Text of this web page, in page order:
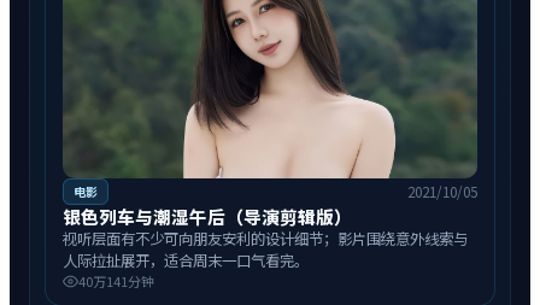
电影 2021/10/05
银色列车与潮湿午后（导演剪辑版）
视听层面有不少可向朋友安利的设计细节；影片围绕意外线索与
人际拉扯展开，适合周末一口气看完。
40万141分钟